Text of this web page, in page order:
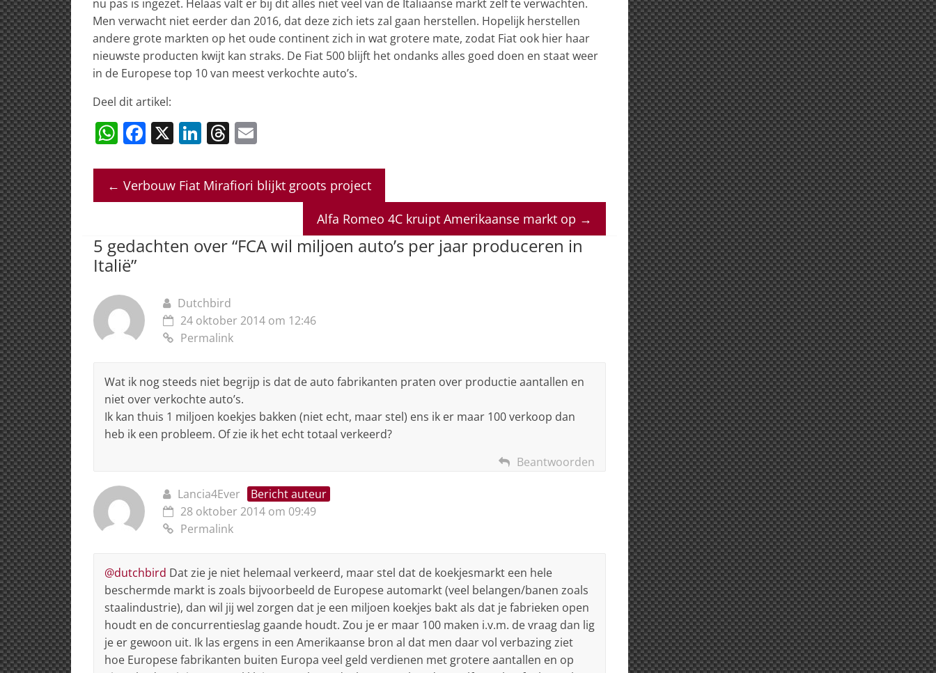
nu pas is ingezet. Helaas valt er bij dit alles niet veel van de Italiaanse markt zelf te verwachten.
Men verwacht niet eerder dan 2016, dat deze zich iets zal gaan herstellen. Hopelijk herstellen
andere grote markten op het oude continent zich in wat grotere mate, zodat Fiat ook hier haar
nieuwste producten kwijt kan straks. De Fiat 500 blijft het ondanks alles goed doen en staat weer
in de Europese top 10 van meest verkochte auto’s.
Deel dit artikel:
W
at
s
p
p
F
c
e
o
X Li
k
e
n
T
re
a
s
ai
l
← Verbouw Fiat Mirafiori blijkt groots project
Alfa Romeo 4C kruipt Amerikaanse markt op →
5 gedachten over “FCA wil miljoen auto’s per jaar produceren in
Italië”
Dutchbird
24 oktober 2014 om 12:46
Permalink
Wat ik nog steeds niet begrijp is dat de auto fabrikanten praten over productie aantallen en
niet over verkochte auto’s.
Ik kan thuis 1 miljoen koekjes bakken (niet echt, maar stel) ens ik er maar 100 verkoop dan
heb ik een probleem. Of zie ik het echt totaal verkeerd?
Beantwoorden
Lancia4Ever
Bericht auteur
28 oktober 2014 om 09:49
Permalink
@dutchbird Dat zie je niet helemaal verkeerd, maar stel dat de koekjesmarkt een hele
beschermde markt is zoals bijvoorbeeld de Europese automarkt (veel belangen/banen zoals
staalindustrie), dan wil jij wel zorgen dat je een miljoen koekjes bakt als dat je fabrieken open
houdt en de concurrentieslag gaande houdt. Zou je er maar 100 maken i.v.m. de vraag dan lig
je er gewoon uit. Ik las ergens in een Amerikaanse bron al dat men daar vol verbazing ziet
hoe Europese fabrikanten buiten Europa veel geld verdienen met grotere aantallen en op